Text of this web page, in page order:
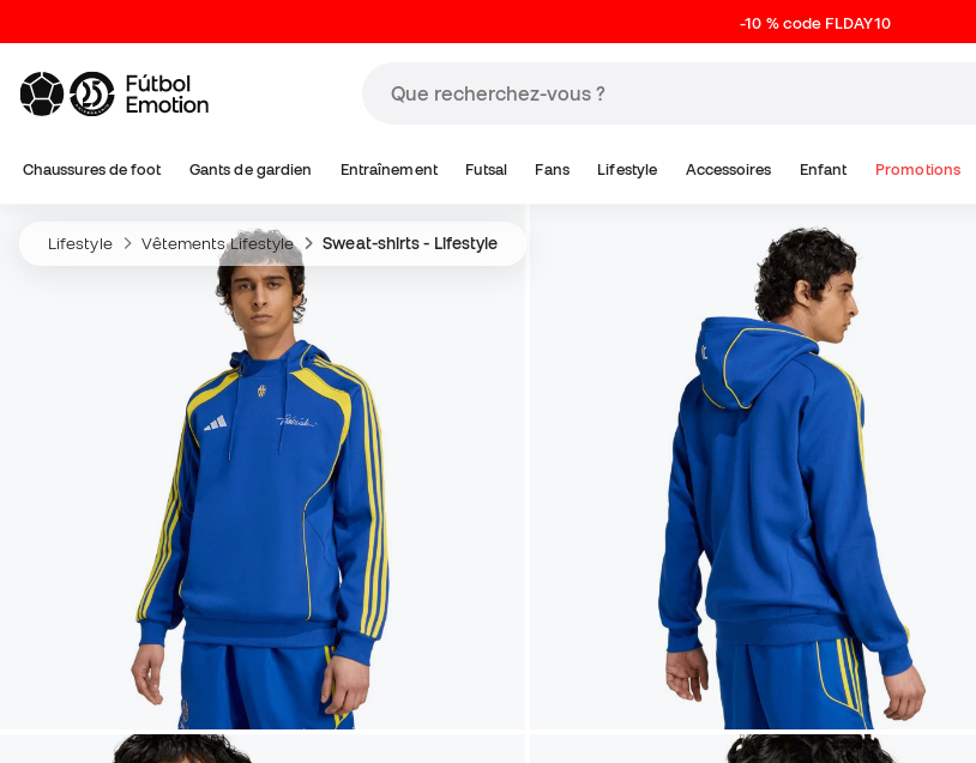
-10 % code FLDAY10
Chaussures de foot Gants de gardien Entraînement Futsal Fans Lifestyle Accessoires Enfant Promotions
Lifestyle Vêtements Lifestyle Sweat-shirts - Lifestyle